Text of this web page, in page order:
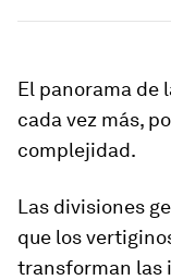
El panorama de
cada vez más,
complejidad.
Las divisiones
que los
transforman las